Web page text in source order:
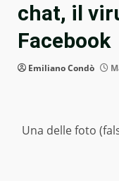
chat, il
Facebook
Emiliano Condò
Una delle foto